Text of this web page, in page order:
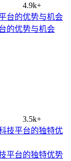
4.9k+
的优势与机会
3.5k+
平台的独特优势